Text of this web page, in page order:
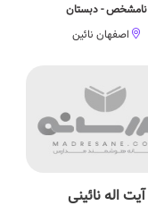
نامشخص - دبستان
اصفهان نائین
آیت اله نائینی